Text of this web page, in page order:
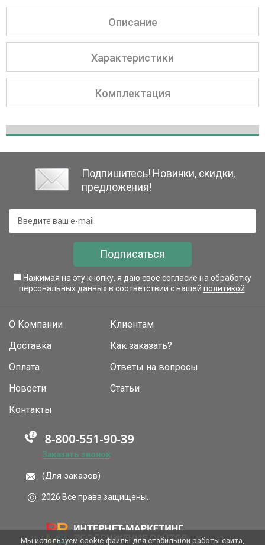
Описание
Характеристики
Комплектация
Подпишитесь! Новинки, скидки,
предложения!
Подписаться
Нажимая на эту кнопку, я даю свое согласие на обработку
персональных данных в соответствии с нашей политикой
О Компании
Доставка
Оплата
Новости
Клиентам
Как заказать?
Ответы на вопросы
Статьи
Контакты
Заказать звонок
(Для заказов)
2026 Все права защищены.
Мы используем cookie-файлы для стабильной работы сайта,